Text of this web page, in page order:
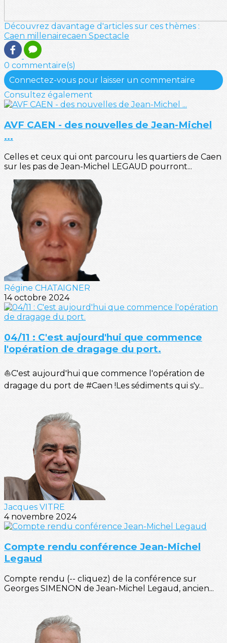
Découvrez davantage d'articles sur ces thèmes :
Caen millenairecaen Spectacle
0 commentaire(s)
Connectez-vous pour laisser un commentaire
Consultez également
AVF CAEN - des nouvelles de Jean-Michel
...
Celles et ceux qui ont parcouru les quartiers de Caen
sur les pas de Jean-Michel LEGAUD pourront...
Régine CHATAIGNER
14 octobre 2024
04/11 : C'est aujourd'hui que commence
l'opération de dragage du port.
⛵C'est aujourd'hui que commence l'opération de
dragage du port de #Caen !Les sédiments qui s'y...
Jacques VITRE
4 novembre 2024
Compte rendu conférence Jean-Michel
Legaud
Compte rendu (-- cliquez) de la conférence sur
Georges SIMENON de Jean-Michel Legaud, ancien...